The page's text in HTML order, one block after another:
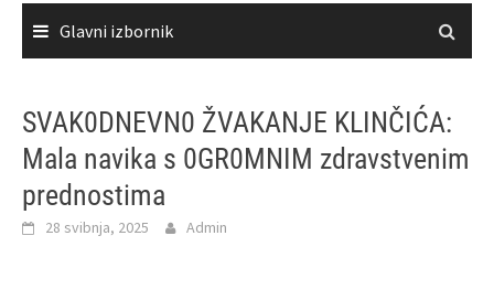
Glavni izbornik
SVAK0DNEVN0 ŽVAKANJE KLINČIĆA:
Mala navika s 0GR0MNIM zdravstvenim
prednostima
28 svibnja, 2025 Admin